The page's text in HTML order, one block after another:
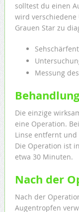
solltest du einen
wird
Grauen Star zu
Messung
Die einzige
eine Operation.
Linse entfernt
Die Operation ist
etwa 30 Minuten.
Nach der
Nach der
Augentropfen